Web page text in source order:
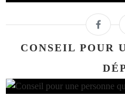
CONSEIL POUR